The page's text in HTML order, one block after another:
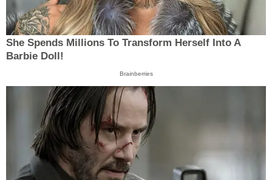
She Spends Millions To Transform Herself Into A
Barbie Doll!
Brainberries